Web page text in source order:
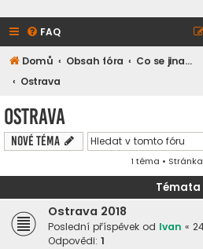
FAQ
Domů Obsah fóra Co se jinam nevešlo
Ostrava
Ostrava
Nové téma
1 téma • Stránka
Témata
Ostrava 2018
Poslední příspěvek od Ivan «
Odpovědi: 1